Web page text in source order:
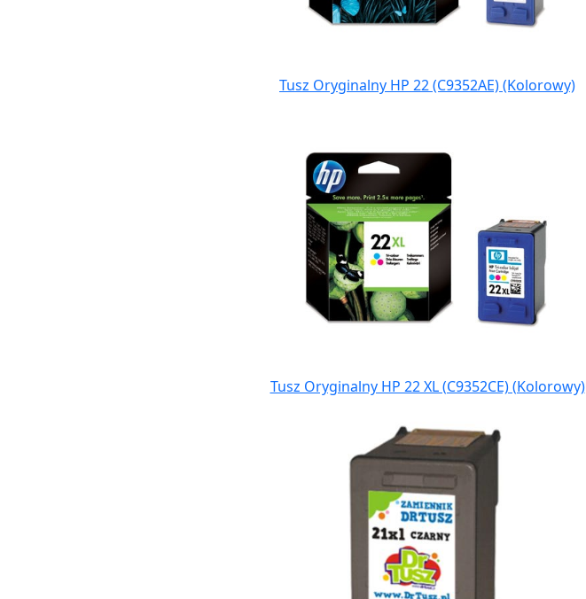
Tusz Oryginalny HP 22 (C9352AE) (Kolorowy)
Tusz Oryginalny HP 22 XL (C9352CE) (Kolorowy)